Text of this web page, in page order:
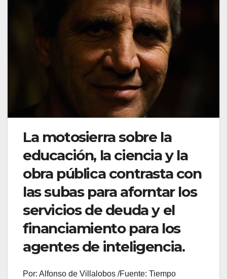
La motosierra sobre la
educación, la ciencia y la
obra pública contrasta con
las subas para aforntar los
servicios de deuda y el
financiamiento para los
agentes de inteligencia.
Por: Alfonso de Villalobos /Fuente: Tiempo